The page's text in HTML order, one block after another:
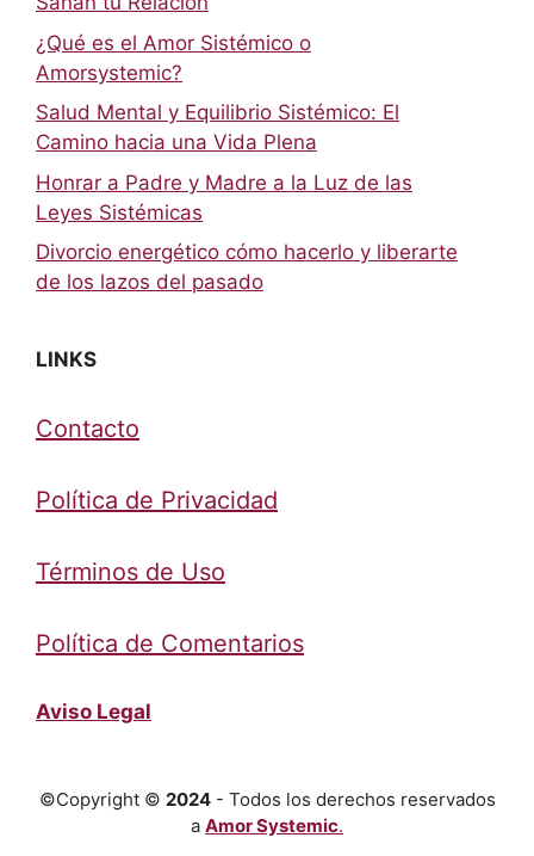
¿Qué es el Amor Sistémico o
Amorsystemic?
Salud Mental y Equilibrio Sistémico: El
Camino hacia una Vida Plena
Honrar a Padre y Madre a la Luz de las
Leyes Sistémicas
Divorcio energético cómo hacerlo y liberarte
de los lazos del pasado
LINKS
Contacto
Política de Privacidad
Términos de Uso
Política de Comentarios
Aviso Legal
©Copyright © 2024- Todos los derechos reservados
a Amor Systemic.